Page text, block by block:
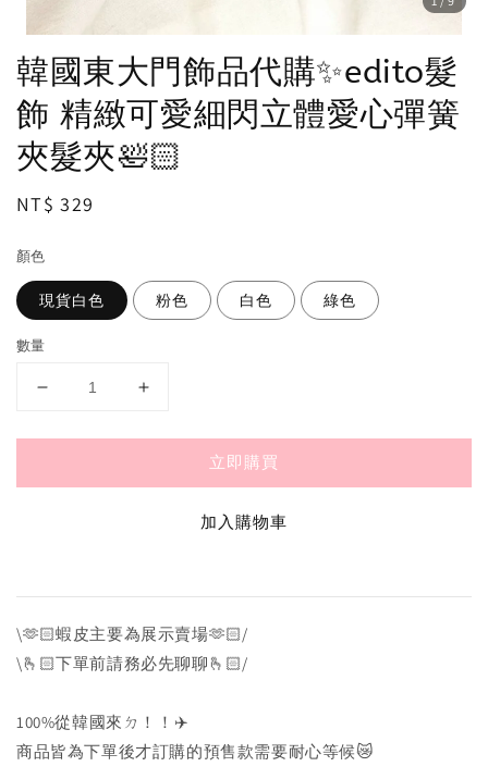
韓國東大門飾品代購✨edito髮
飾 精緻可愛細閃立體愛心彈簧
夾髮夾🛀🏻
Regular
NT$ 329
顏色
現貨白色 粉色 白色 綠色
數量
立即購買
加入購物車
\🫶🏻蝦皮主要為展示賣場🫶🏻/
\🫰🏻下單前請務必先聊聊🫰🏻/
100%從韓國來ㄉ！！✈️
商品皆為下單後才訂購的預售款需要耐心等候😿